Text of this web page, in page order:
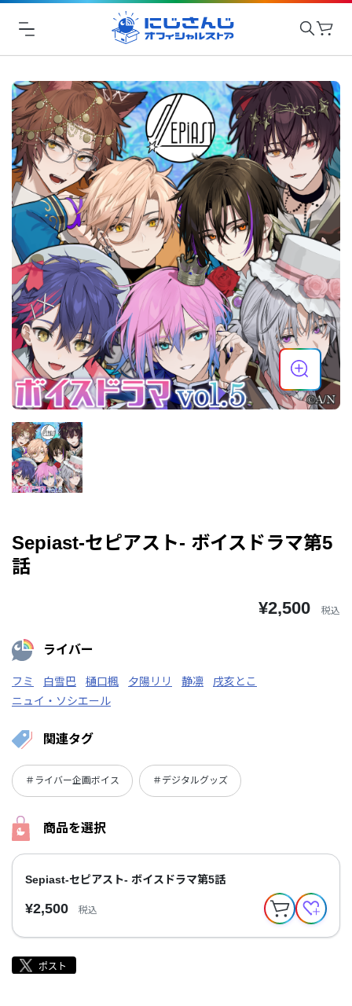
Sepiast-セピアスト- ボイスドラマ第5
話
¥2,500 税込
ライバー
フミ 白雪巴 樋口楓 夕陽リリ 静凛
戌亥とこ
ニュイ・ソシエール
関連タグ
＃ライバー企画ボイス ＃デジタルグッズ
商品を選択
Sepiast-セピアスト- ボイスドラマ第5話
¥2,500 税込